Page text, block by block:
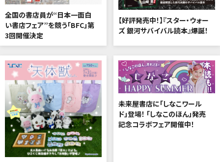
全国の書店員が“日本一面白
い書店フェア”を競う「BFC」第
3回開催決定
【好評発売中！】『スター・ウォー
ズ 銀河サバイバル読本』爆誕！
未来屋書店に「しなこワール
ド」登場！ 「しなこのほん」発売
記念コラボフェア開催中！